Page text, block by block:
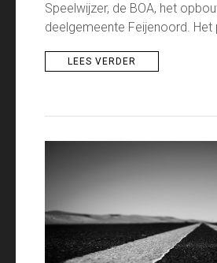
Speelwijzer, de BOA, het
deelgemeente Feijenoord.
LEES VERDER